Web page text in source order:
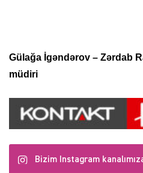
Gülağa İgəndərov – Zərdab
müdiri
Bizim Instagram